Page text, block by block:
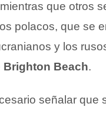
que otros
polacos, que se
y los
Brighton Beach.
señalar que